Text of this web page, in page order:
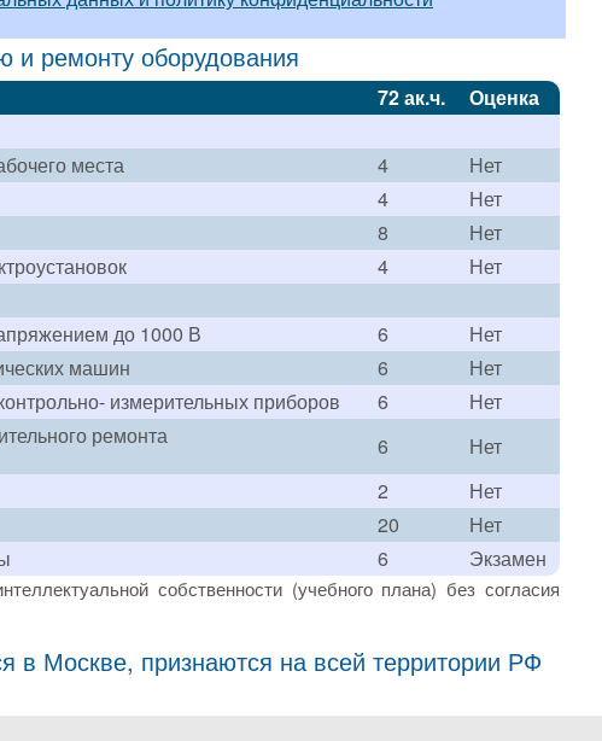
и ремонту оборудования
72 ак.ч.
Оценка
места 4
Нет
4
Нет
8
Нет
4
Нет
до 1000 В 6
Нет
машин 6
Нет
измерительных приборов 6
Нет
ремонта 6
Нет
2
Нет
20
Нет
6 Экзамен
собственности (учебного плана) без согласия
в Москве, признаются на всей территории РФ